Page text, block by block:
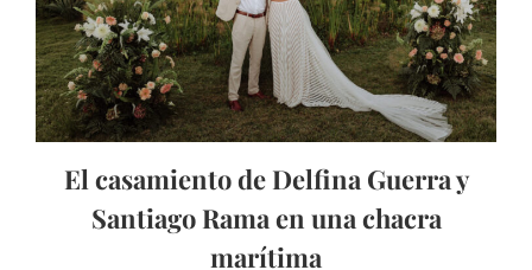
El casamiento de Delfina Guerra y
Santiago Rama en una chacra
marítima